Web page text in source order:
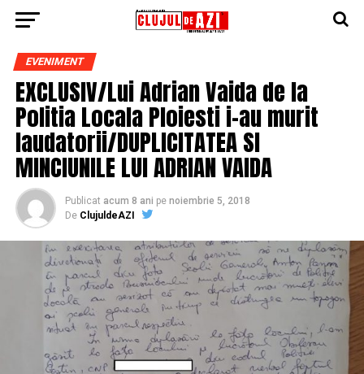
EVENIMENT
EXCLUSIV/Lui Adrian Vaida de la
Politia Locala Ploiesti i-au murit
laudatorii/DUPLICITATEA SI
MINCIUNILE LUI ADRIAN VAIDA
Publicat acum 8 ani pe noiembrie 5, 2018
De ClujuldeAZI